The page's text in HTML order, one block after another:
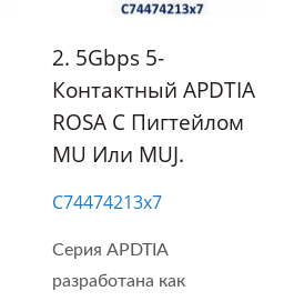
2. 5Gbps 5-
Контактный APDTIA
ROSA С Пигтейлом
MU Или MUJ.
C74474213x7
Серия APDTIA
разработана как